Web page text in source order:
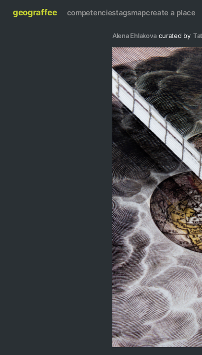
geograffee competenciestagsmapcreate a place
Alena Ehlakova curated by